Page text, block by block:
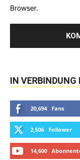
Browser.
IN VERBINDUNG
20,694 Fans
2,506 Follower
14,600